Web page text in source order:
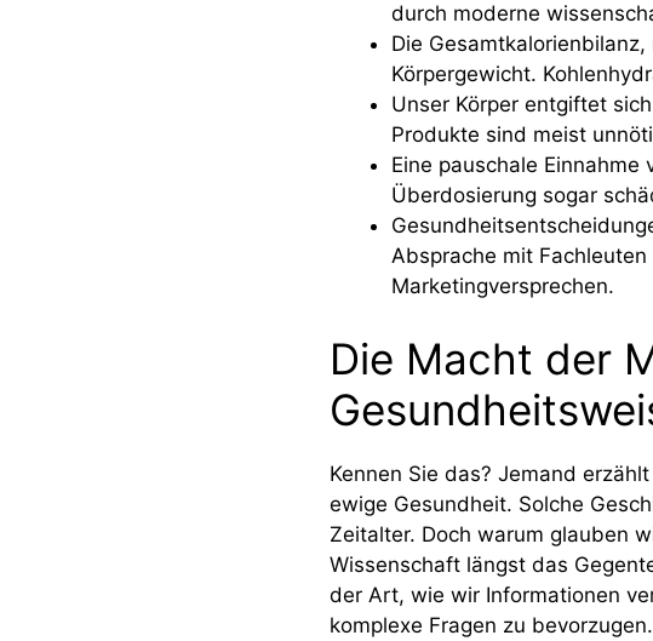
durch moderne
Die
Körpergewicht.
Unser Körper entgiftet
Produkte sind meist
Eine pauschale
Überdosierung sogar
Absprache mit
Marketingversprechen.
Die Macht der
Kennen Sie das? Jemand
ewige Gesundheit. Solche
Zeitalter. Doch warum glauben
Wissenschaft längst das
der Art, wie wir Informationen
komplexe Fragen zu